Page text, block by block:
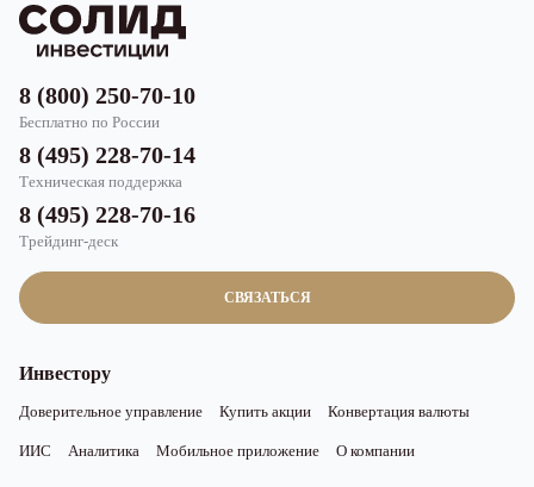
СВЯЗАТЬСЯ
8 (800) 250-70-10
Бесплатно по России
8 (495) 228-70-14
Техническая поддержка
8 (495) 228-70-16
Трейдинг-деск
Инвестору
Доверительное управление Купить акции Конвертация валюты
ИИС Аналитика Мобильное приложение О компании